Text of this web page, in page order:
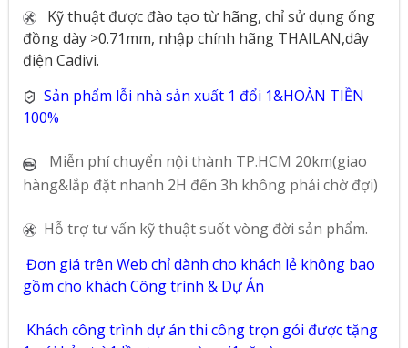
Kỹ thuật được đào tạo từ hãng, chỉ sử dụng ống
đồng dày >0.71mm, nhập chính hãng THAILAN,dây
điện Cadivi.
Sản phẩm lỗi nhà sản xuất 1 đổi 1&HOÀN TIỀN
100%
Miễn phí chuyển nội thành TP.HCM 20km(giao
hàng&lắp đặt nhanh 2H đến 3h không phải chờ đợi)
Hỗ trợ tư vấn kỹ thuật suốt vòng đời sản phẩm.
Đơn giá trên Web chỉ dành cho khách lẻ không bao
gồm cho khách Công trình & Dự Án
Khách công trình dự án thi công trọn gói được tặng